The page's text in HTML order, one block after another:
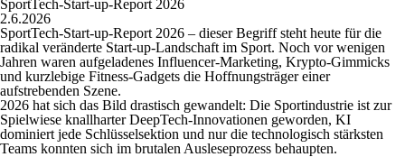
SportTech-Start-up-Report 2026
2.6.2026
SportTech-Start-up-Report 2026 – dieser Begriff steht heute für die
radikal veränderte Start-up-Landschaft im Sport. Noch vor wenigen
Jahren waren aufgeladenes Influencer-Marketing, Krypto-Gimmicks
und kurzlebige Fitness-Gadgets die Hoffnungsträger einer
aufstrebenden Szene.
2026 hat sich das Bild drastisch gewandelt: Die Sportindustrie ist zur
Spielwiese knallharter DeepTech-Innovationen geworden, KI
dominiert jede Schlüsselsektion und nur die technologisch stärksten
Teams konnten sich im brutalen Ausleseprozess behaupten.